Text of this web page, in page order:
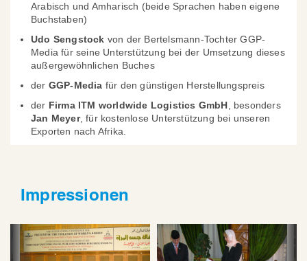
Arabisch und Amharisch (beide Sprachen haben eigene
Buchstaben)
Udo Sengstock von der Bertelsmann-Tochter GGP-
Media für seine Unterstützung bei der Umsetzung dieses
außergewöhnlichen Buches
der GGP-Media für den günstigen Herstellungspreis
der Firma ITM worldwide Logistics GmbH , besonders
Jan Meyer, für kostenlose Unterstützung bei unseren
Exporten nach Afrika.
Impressionen